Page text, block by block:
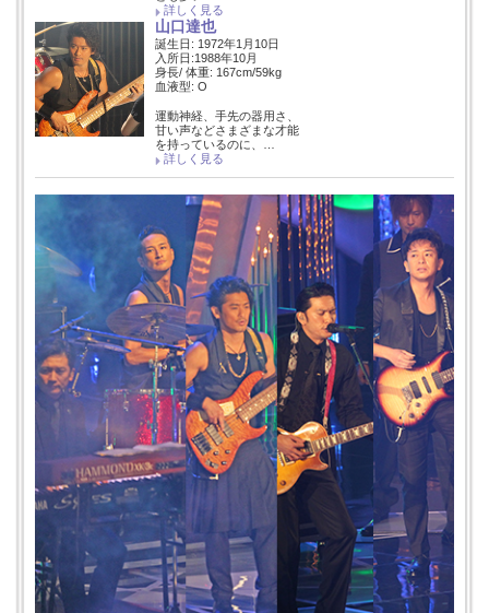
詳しく見る
山口達也
誕生日: 1972年1月10日
入所日:1988年10月
身長/ 体重: 167cm/59kg
血液型: O
運動神経、手先の器用さ、
甘い声などさまざまな才能
を持っているのに、…
詳しく見る